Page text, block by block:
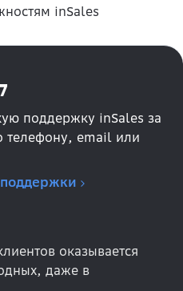
inSales
поддержку inSales за
email или
оказывается
даже в